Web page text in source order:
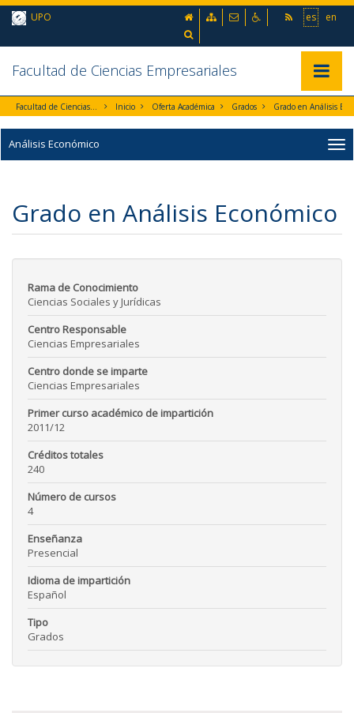
Ir al contenido principal de la página (alt + s)
Ir a la cabecera de la página (alt + c)
Ir al menú principal (alt + u)
es en
UPO inicio Mapa webContactoAccesibilidad
Facultad de Ciencias Empresariales
Facultad de Ciencias Empresariales Inicio Oferta Académica Grados
Análisis Económico
Grado en Análisis Económico
Rama de Conocimiento
Ciencias Sociales y Jurídicas
Centro Responsable
Ciencias Empresariales
Centro donde se imparte
Ciencias Empresariales
Primer curso académico de impartición
2011/12
Créditos totales
240
Número de cursos
4
Enseñanza
Presencial
Idioma de impartición
Español
Tipo
Grados